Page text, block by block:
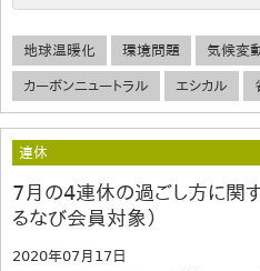
地球温暖化 環境問題 気候変
カーボンニュートラル エシカル
連休
7月の4連休の過ごし方に関
るなび会員対象）
2020年07月17日